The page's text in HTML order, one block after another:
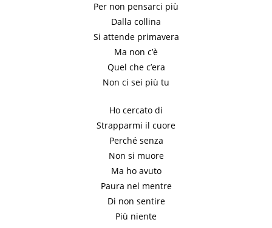
Per non pensarci più
Dalla collina
Si attende primavera
Ma non c’è
Quel che c’era
Non ci sei più tu
Ho cercato di
Strapparmi il cuore
Perché senza
Non si muore
Ma ho avuto
Paura nel mentre
Di non sentire
Più niente